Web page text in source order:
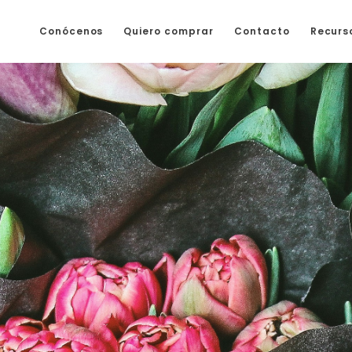
Conócenos Quiero comprar Contacto